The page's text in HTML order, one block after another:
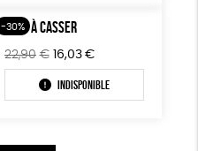
-30%
OEUF À CASSER
22,90 € Le
prix
initial
16,03 €Le
prix
actuel
Indisponible